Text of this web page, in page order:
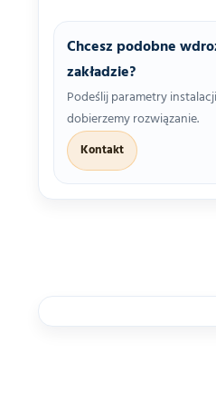
Chcesz podobne
zakładzie?
Podeślij parametry
dobierzemy rozwiązanie.
Kontakt